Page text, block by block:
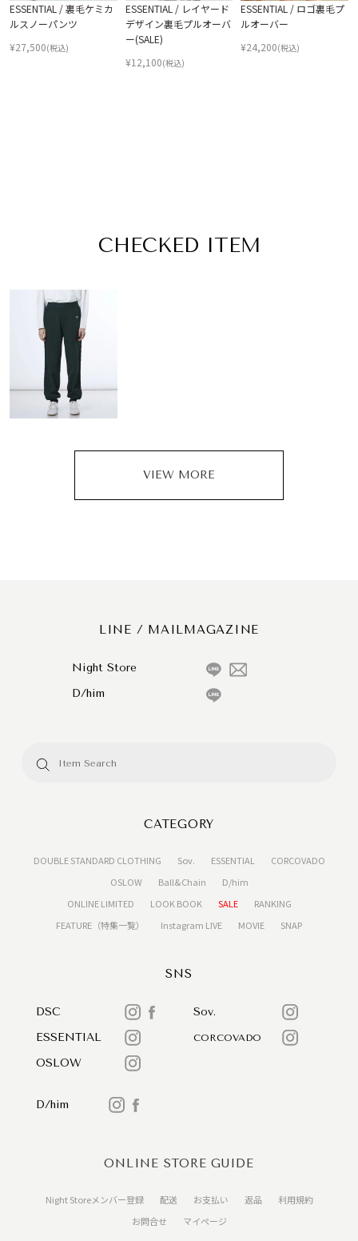
ESSENTIAL / 裏毛ケミカ
ルスノーパンツ
¥27,500(税込)
ESSENTIAL / レイヤード
デザイン裏毛プルオーバ
ー(SALE)
¥12,100(税込)
ESSENTIAL / ロゴ裏毛プ
ルオーバー
¥24,200(税込)
CHECKED ITEM
VIEW MORE
LINE / MAILMAGAZINE
Night Store
D/him
CATEGORY
DOUBLE STANDARD CLOTHING Sov. ESSENTIAL
CORCOVADO
OSLOW
Ball&Chain
D/him
ONLINE LIMITED
LOOK BOOK SALE
RANKING
FEATURE（特集一覧）
Instagram LIVE MOVIE SNAP
SNS
DSC
Sov.
ESSENTIAL
CORCOVADO
OSLOW
D/him
ONLINE STORE GUIDE
Night Storeメンバー登録 配送 お支払い 返品
利用規約
お問合せ
マイページ